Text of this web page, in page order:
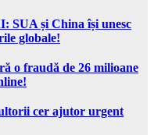
SUA și China își unesc
globale!
o fraudă de 26 milioane
cer ajutor urgent